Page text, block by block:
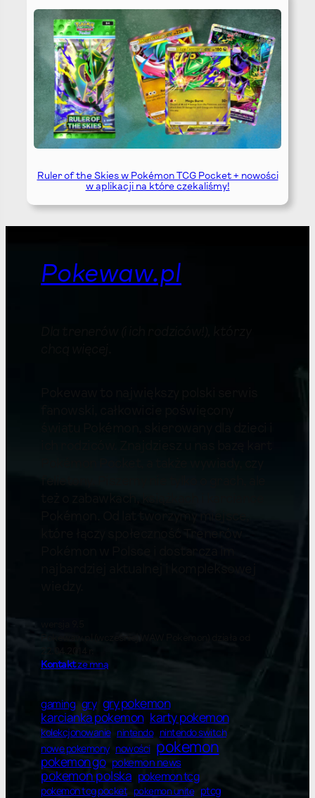
Ruler of the Skies w Pokémon TCG Pocket + nowości
w aplikacji na które czekaliśmy!
Pokewaw.pl
Kontaktze mną
gaming gry gry pokemon
karcianka pokemon karty pokemon
kolekcjonowanie nintendo nintendo switch
nowe pokemony nowości pokemon
pokemon go pokemon news
pokemon polska pokemon tcg
pokemon tcg pocket pokemon unite ptcg